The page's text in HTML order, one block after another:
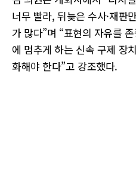
너무 빨라, 뒤늦은 수사·재판
가 많다”며 “표현의 자유를
에 멈추게 하는 신속 구제 장
화해야 한다”고 강조했다.